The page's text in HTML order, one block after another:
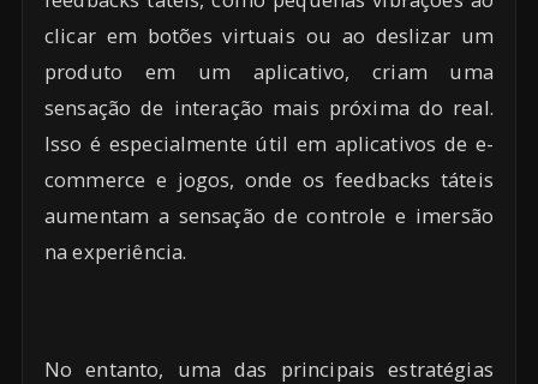
clicar em botões virtuais ou ao deslizar um
produto em um aplicativo, criam uma
sensação de interação mais próxima do real.
Isso é especialmente útil em aplicativos de e-
commerce e jogos, onde os feedbacks táteis
aumentam a sensação de controle e imersão
na experiência.
No entanto, uma das principais estratégias